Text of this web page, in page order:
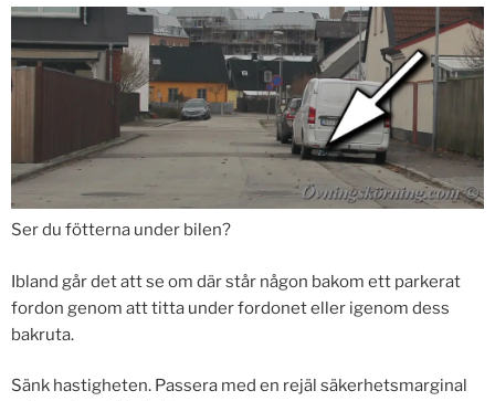
Ser du fötterna under bilen?
Ibland går det att se om där står någon bakom ett parkerat
fordon genom att titta under fordonet eller igenom dess
bakruta.
Sänk hastigheten. Passera med en rejäl säkerhetsmarginal